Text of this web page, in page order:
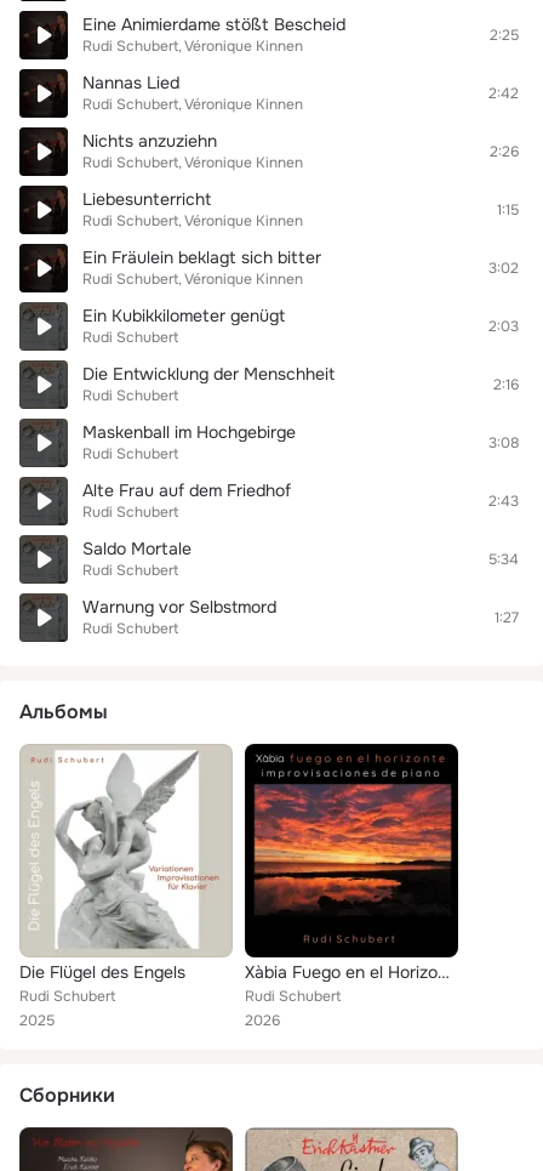
Eine Animierdame stößt Bescheid
Rudi Schubert Véronique Kinnen
2:25
Nannas Lied
Rudi Schubert Véronique Kinnen
2:42
Nichts anzuziehn
Rudi Schubert Véronique Kinnen
2:26
Liebesunterricht
Rudi Schubert Véronique Kinnen
1:15
Ein Fräulein beklagt sich bitter
Rudi Schubert Véronique Kinnen
3:02
Ein Kubikkilometer genügt
Rudi Schubert
2:03
Die Entwicklung der Menschheit
Rudi Schubert
2:16
Maskenball im Hochgebirge
Rudi Schubert
3:08
Alte Frau auf dem Friedhof
Rudi Schubert
2:43
Saldo Mortale
Rudi Schubert
5:34
Warnung vor Selbstmord
Rudi Schubert
1:27
Альбомы
Die Flügel des Engels
Rudi Schubert
2025
Xàbia Fuego en el Horizonte
Rudi Schubert
2026
Сборники